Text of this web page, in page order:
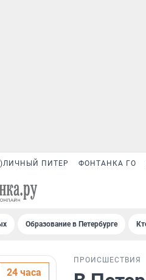
ПИТЕР ФОНТАНКА ГО
Образование в Петербурге
24 часа
ПРОИСШЕСТВИЯ